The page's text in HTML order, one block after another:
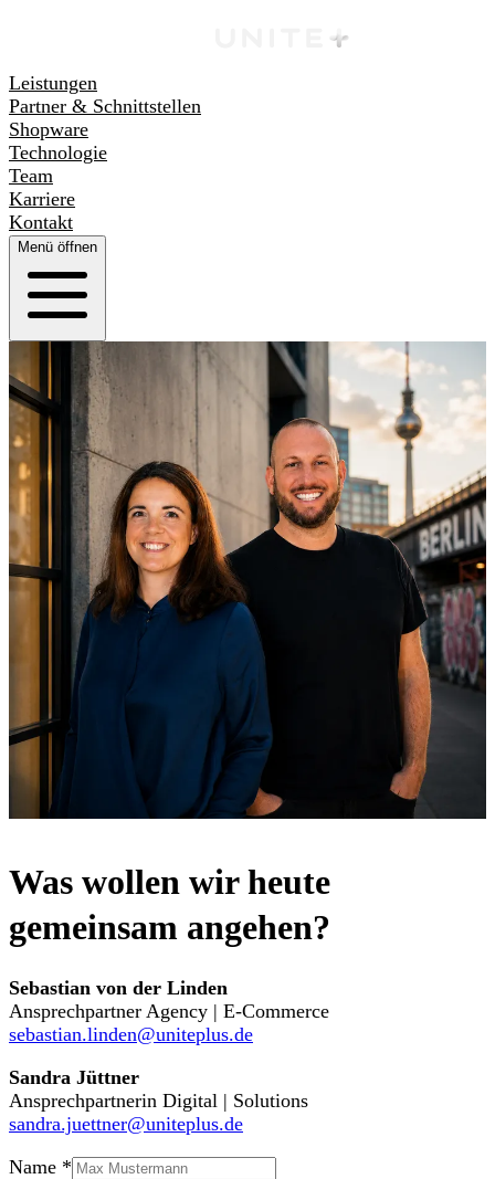
Leistungen
Partner & Schnittstellen
Shopware
Technologie
Team
Karriere
Kontakt
Menü öffnen
Was wollen wir heute
gemeinsam angehen?
Sebastian von der Linden
Ansprechpartner Agency | E-Commerce
sebastian.linden@uniteplus.de
Sandra Jüttner
Ansprechpartnerin Digital | Solutions
sandra.juettner@uniteplus.de
Name *